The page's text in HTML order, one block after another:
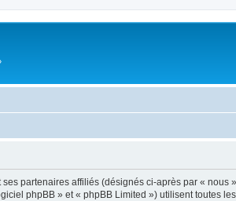
partenaires affiliés (désignés ci-après par « nous
phpBB » et « phpBB Limited ») utilisent toutes